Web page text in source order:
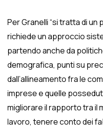
Per Granelli “si tratta di
richiede un approccio
partendo anche da
demografica, punti su
dall’allineamento fra le
imprese e quelle
migliorare il rapporto tra il
lavoro, tenere conto dei